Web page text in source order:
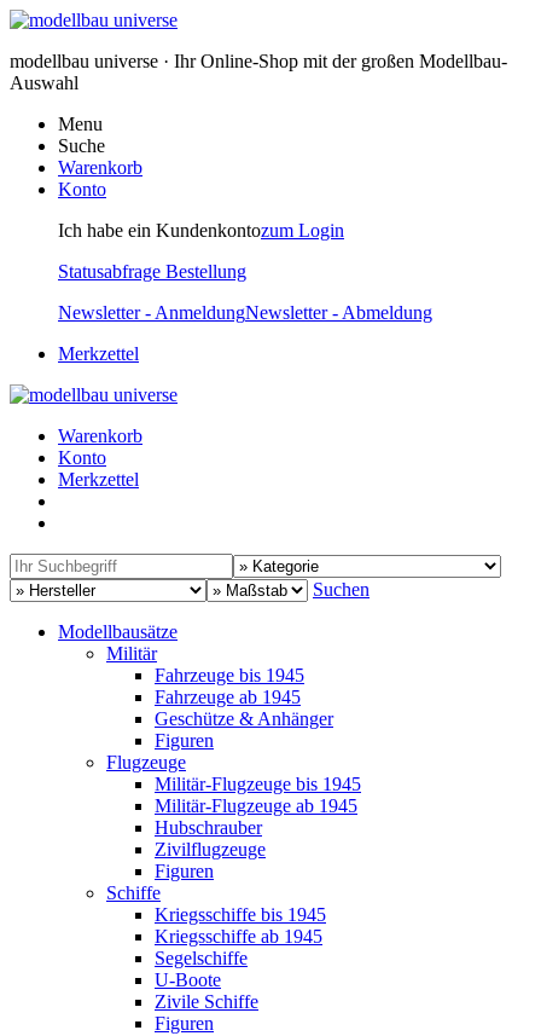
modellbau universe · Ihr Online-Shop mit der großen Modellbau-
Auswahl
Menu
Suche
Warenkorb
Konto
Ich habe ein Kundenkontozum Login
Statusabfrage Bestellung
Newsletter - AnmeldungNewsletter - Abmeldung
Merkzettel
Warenkorb
Konto
Merkzettel
Suchen
Modellbausätze
Militär
Fahrzeuge bis 1945
Fahrzeuge ab 1945
Geschütze & Anhänger
Figuren
Flugzeuge
Militär-Flugzeuge bis 1945
Militär-Flugzeuge ab 1945
Hubschrauber
Zivilflugzeuge
Figuren
Schiffe
Kriegsschiffe bis 1945
Kriegsschiffe ab 1945
Segelschiffe
U-Boote
Zivile Schiffe
Figuren